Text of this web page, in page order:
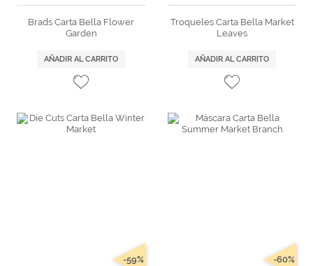
Brads Carta Bella Flower
Garden
AÑADIR AL CARRITO
Troqueles Carta Bella Market
Leaves
AÑADIR AL CARRITO
-59% -60%